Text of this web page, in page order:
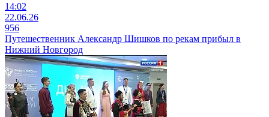
14:02
22.06.26
956
Путешественник Александр Шишков по рекам прибыл в
Нижний Новгород